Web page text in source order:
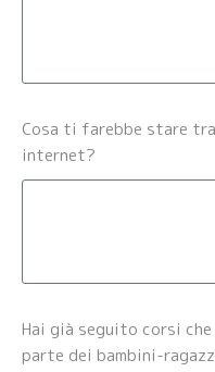
Cosa ti farebbe stare
internet?
Hai già seguito corsi
parte dei bambini-